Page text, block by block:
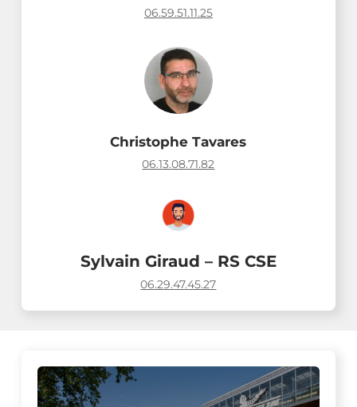
06.59.51.11.25
Christophe Tavares
06.13.08.71.82
Sylvain Giraud – RS CSE
06.29.47.45.27